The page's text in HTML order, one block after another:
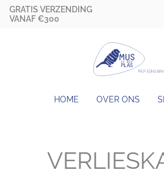
naar
GRATIS VERZENDING
VANAF €300
HOME OVER ONS